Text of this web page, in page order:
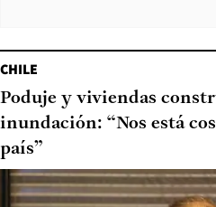
CHILE
Poduje y viviendas
inundación: “Nos está
país”